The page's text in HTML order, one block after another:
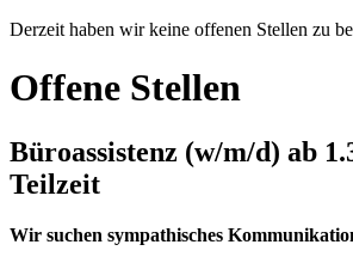
Derzeit haben wir keine offenen Stellen zu
Offene Stellen
Büroassistenz (w/m/d) ab
Teilzeit
Wir suchen sympathisches